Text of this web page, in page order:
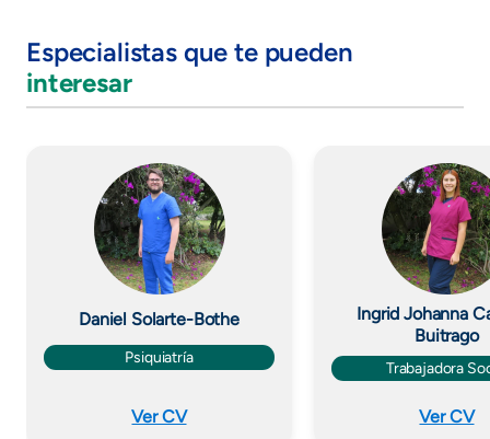
Especialistas que te pueden
interesar
Imagen
Daniel Solarte-Bothe
Psiquiatría
Ver CV
Imagen
Ingrid Johanna
Buitrago
Trabajadora
Ver CV